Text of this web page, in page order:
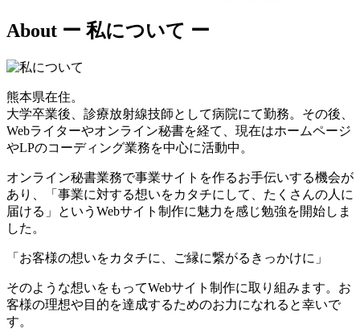
About ー 私について ー
熊本県在住。
大学卒業後、診療放射線技師として病院にて勤務。その後、
Webライターやオンライン秘書を経て、現在はホームページ
やLPのコーディング業務を中心に活動中。
オンライン秘書業務で事業サイトを作るお手伝いする機会が
あり、「事業に対する想いをカタチにして、たくさんの人に
届ける」というWebサイト制作に魅力を感じ勉強を開始しま
した。
「お客様の想いをカタチに、ご縁に繋がるきっかけに」
そのような想いをもってWebサイト制作に取り組みます。お
客様の理想や目的を達成するためのお力になれると幸いで
す。